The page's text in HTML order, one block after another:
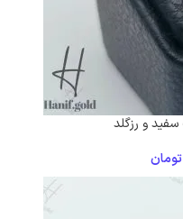
تومان